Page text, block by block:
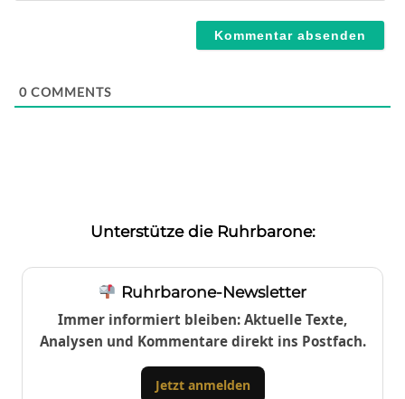
0 COMMENTS
Unterstütze die Ruhrbarone:
Ruhrbarone-Newsletter
Immer informiert bleiben: Aktuelle Texte,
Analysen und Kommentare direkt ins Postfach.
Jetzt anmelden